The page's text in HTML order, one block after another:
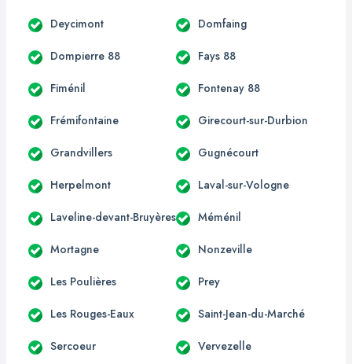
Deycimont Domfaing
Dompierre 88 Fays 88
Fiménil Fontenay 88
Frémifontaine Girecourt-sur-Durbion
Grandvillers Gugnécourt
Herpelmont Laval-sur-Vologne
Laveline-devant-Bruyères Méménil
Mortagne Nonzeville
Les Poulières Prey
Les Rouges-Eaux Saint-Jean-du-Marché
Sercoeur Vervezelle